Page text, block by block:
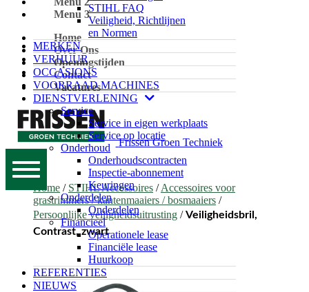
STIHL FAQ
Veiligheid, Richtlijnen
en Normen
MERKEN
VERHUUR
OCCASIONS
VOORRAAD MACHINES
DIENSTVERLENING
Service
Service in eigen werkplaats
Service op locatie
Onderhoud
Onderhoudscontracten
Inspectie-abonnement
Keuringen
Onderdelen
Onderdelen
Financieel
Operationele lease
Financiële lease
Huurkoop
REFERENTIES
NIEUWS
Menu 3
Home
Over Ons
Openingstijden
Contact
Vacatures
Frissen Groen Techniek
Home / STIHL Accessoires /Accessoires voor
grastrimmers / kantenmaaiers / bosmaaiers /
Persoonlijke veiligheidsuitrusting /Veiligheidsbril,
Contrast, zwart